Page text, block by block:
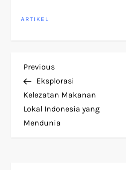
ARTIKEL
P
o
s
Previous
Post
Previous
Eksplorasi
Kelezatan Makanan
Lokal Indonesia yang
Mendunia